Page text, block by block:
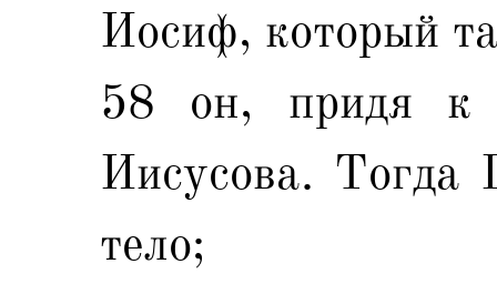
Иосиф, который
58 он, придя к
Иисусова. Тогда
тело;